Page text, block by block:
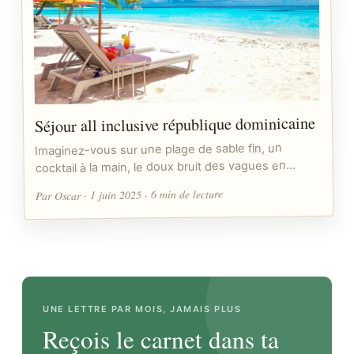
Séjour all inclusive république dominicaine
Imaginez-vous sur une plage de sable fin, un
cocktail à la main, le doux bruit des vagues en…
Par Oscar · 1 juin 2025 · 6 min de lecture
UNE LETTRE PAR MOIS, JAMAIS PLUS
Reçois le carnet dans ta